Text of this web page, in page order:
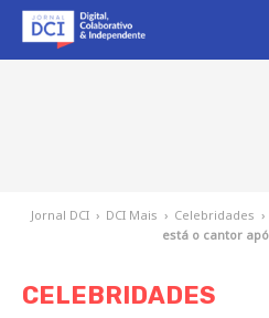
Jornal DCI › DCI Mais › Celebridades ›
está o cantor
CELEBRIDADES